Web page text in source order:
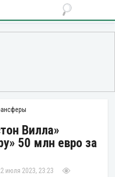
Вилла»
50 млн евро за
июля 2023, 23:23